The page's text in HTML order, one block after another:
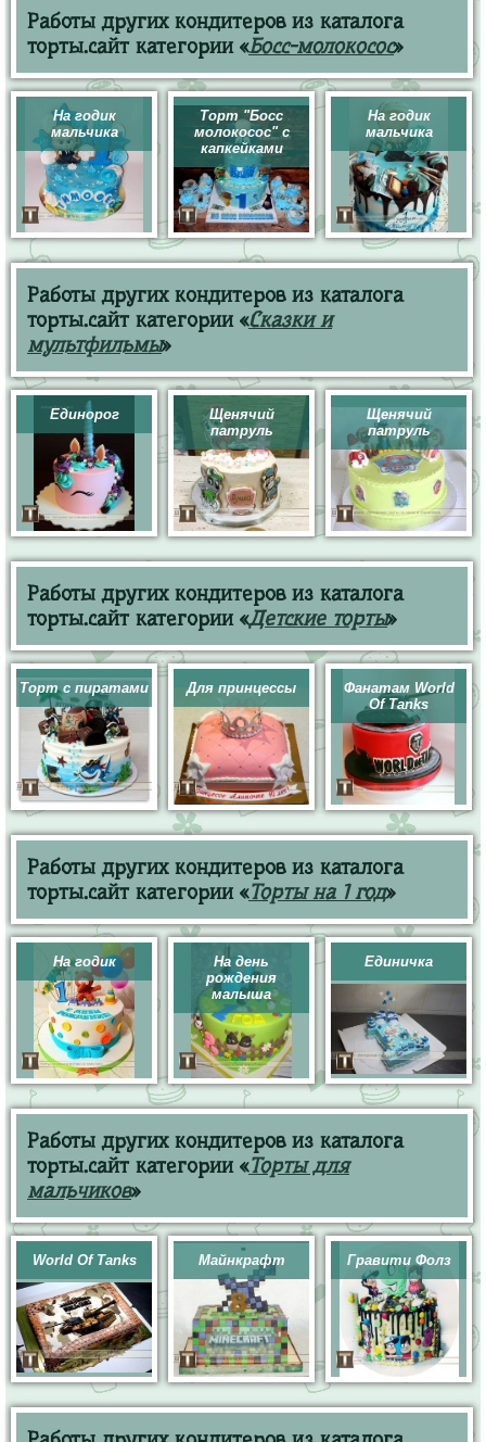
Работы других кондитеров из каталога
торты.сайт категории «Босс-молокосос»
На годик
мальчика
Торт "Босс
молокосос" с
капкейками
На годик
мальчика
Работы других кондитеров из каталога
торты.сайт категории «Сказки и
мультфильмы»
Единорог
Щенячий
патруль
Щенячий
патруль
Работы других кондитеров из каталога
торты.сайт категории «Детские торты»
Торт с пиратами Для принцессы
Фанатам World
Of Tanks
Работы других кондитеров из каталога
торты.сайт категории «Торты на 1 год»
На годик
На день
рождения
малыша
Единичка
Работы других кондитеров из каталога
торты.сайт категории «Торты для
мальчиков»
World Of Tanks Майнкрафт Гравити Фолз